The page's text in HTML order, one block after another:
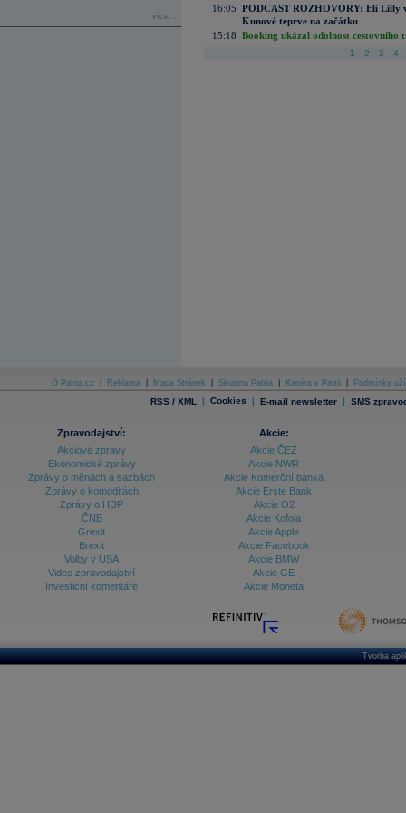
více...
16:05 PODCAST ROZHOVORY: Eli Lilly
Kunové teprve na začátku
15:18 Booking ukázal odolnost cestovního
1 2 3 4
O Patria.cz Reklama Mapa Stránek Skupina Patria Kariéra v Patrii Podmínky
RSS / XML | Cookies | E-mail newsletter | SMS
Zpravodajství:
Akciové zprávy
Ekonomické zprávy
Zprávy o měnách a sazbách
Zprávy o komoditách
Zprávy o HDP
ČNB
Grexit
Brexit
Volby v USA
Video zpravodajství
Investiční komentáře
Akcie:
Akcie ČEZ
Akcie NWR
Akcie Komerční banka
Akcie Erste Bank
Akcie O2
Akcie Kofola
Akcie Apple
Akcie Facebook
Akcie BMW
Akcie GE
Akcie Moneta
Tvorba